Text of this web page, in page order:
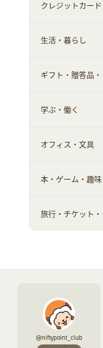
小物・かば
スーツ・フ
お酒
食材宅配
メイクアッ
ヘアケア
メンズ美容
美容・ダイ
脱毛用品
美容食品
健康食品｜
健康食品｜
健康食品
スポーツ・
日用品・薬
すべて見る
家電・パソ
スマホ・
クレジットカード
すべて見る
クレジッ
生活・暮らし
すべて見る
車情報・カ
お役立ち
生活雑貨・
赤ちゃん・
ギフト・贈答品
すべて見る
ギフト・贈
フラワー
学ぶ・働く
すべて見る
習い事・
オフィス・文具
すべて見る
オフィス
本・ゲーム・趣
すべて見る
本
旅行・チケット
チケット
@niftypoint_club